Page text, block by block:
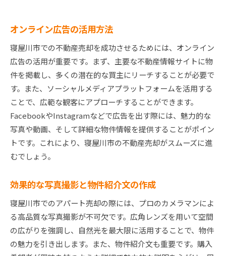
オンライン広告の活用方法
寝屋川市での不動産売却を成功させるためには、オンライン
広告の活用が重要です。まず、主要な不動産情報サイトに物
件を掲載し、多くの潜在的な買主にリーチすることが必要で
す。また、ソーシャルメディアプラットフォームを活用する
ことで、広範な観客にアプローチすることができます。
FacebookやInstagramなどで広告を出す際には、魅力的な
写真や動画、そして詳細な物件情報を提供することがポイン
トです。これにより、寝屋川市の不動産売却がスムーズに進
むでしょう。
効果的な写真撮影と物件紹介文の作成
寝屋川市でのアパート売却の際には、プロのカメラマンによ
る高品質な写真撮影が不可欠です。広角レンズを用いて空間
の広がりを強調し、自然光を最大限に活用することで、物件
の魅力を引き出します。また、物件紹介文も重要です。購入